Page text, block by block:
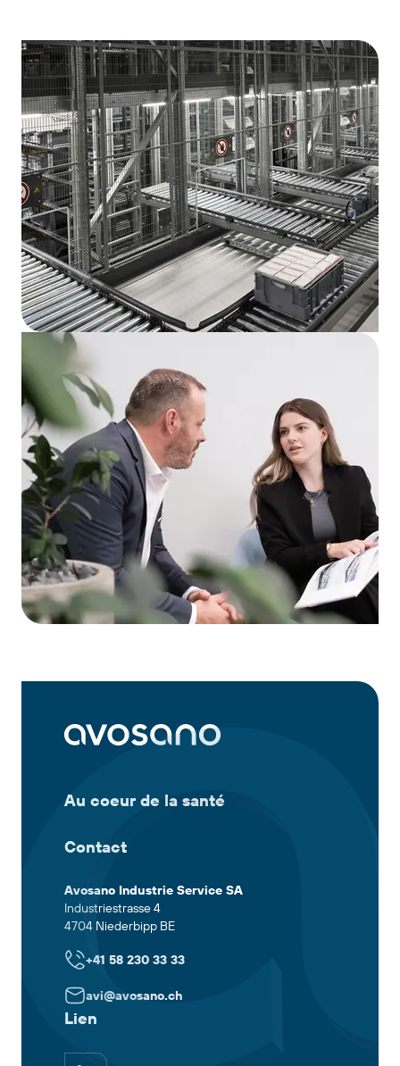
Services pour le secteur pharmaceutique
Prestations de services
Au coeur de la santé
Contact
Avosano Industrie Service SA
Industriestrasse 4
4704 Niederbipp BE
+41 58 230 33 33
avi@avosano.ch
Lien